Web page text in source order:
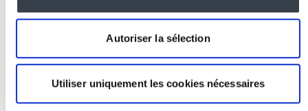
Autoriser la sélection
Utiliser uniquement les cookies nécessaires
pour les premiers pas.
Technologies et outils
associés